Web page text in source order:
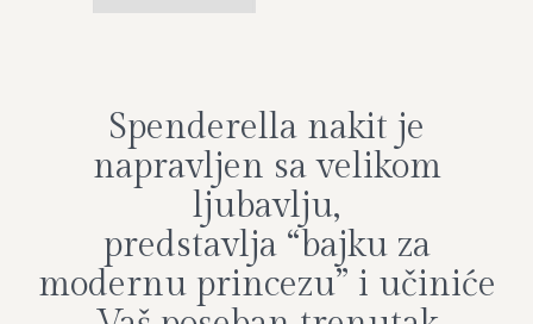
Spenderella nakit je
napravljen sa velikom
ljubavlju,
predstavlja “bajku za
modernu princezu” i učiniće